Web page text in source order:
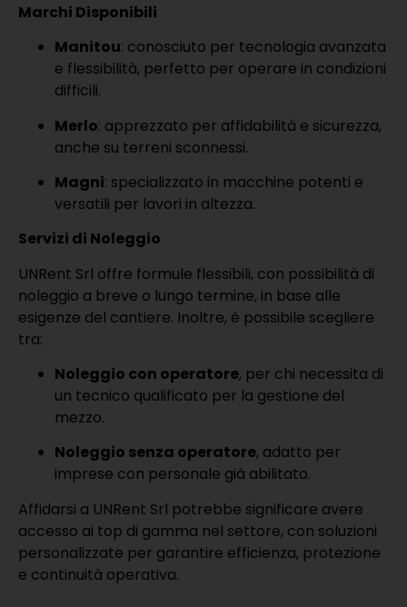
Marchi Disponibili
Manitou: conosciuto per tecnologia avanzata
e flessibilità, perfetto per operare in condizioni
difficili.
Merlo: apprezzato per affidabilità e sicurezza,
anche su terreni sconnessi.
Magni: specializzato in macchine potenti e
versatili per lavori in altezza.
Servizi di Noleggio
UNRent Srl offre formule flessibili, con possibilità di
noleggio a breve o lungo termine, in base alle
esigenze del cantiere. Inoltre, è possibile scegliere
tra:
Noleggio con operatore, per chi necessita di
un tecnico qualificato per la gestione del
mezzo.
Noleggio senza operatore, adatto per
imprese con personale già abilitato.
Affidarsi a UNRent Srl potrebbe significare avere
accesso ai top di gamma nel settore, con soluzioni
personalizzate per garantire efficienza, protezione
e continuità operativa.